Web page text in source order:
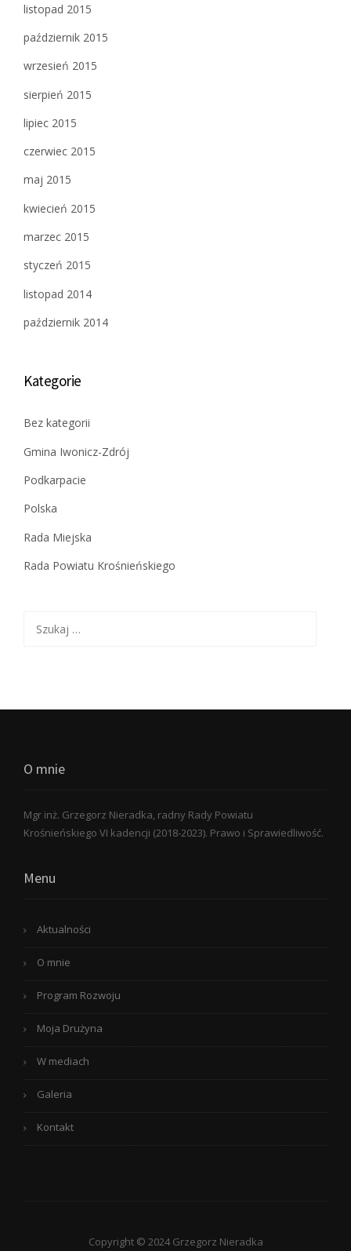
listopad 2015
październik 2015
wrzesień 2015
sierpień 2015
lipiec 2015
czerwiec 2015
maj 2015
kwiecień 2015
marzec 2015
styczeń 2015
listopad 2014
październik 2014
Kategorie
Bez kategorii
Gmina Iwonicz-Zdrój
Podkarpacie
Polska
Rada Miejska
Rada Powiatu Krośnieńskiego
O mnie
Mgr inż. Grzegorz Nieradka, radny Rady Powiatu
Krośnieńskiego VI kadencji (2018-2023). Prawo i Sprawiedliwość.
Menu
Aktualności
O mnie
Program Rozwoju
Moja Drużyna
W mediach
Galeria
Kontakt
Copyright © 2024 Grzegorz Nieradka